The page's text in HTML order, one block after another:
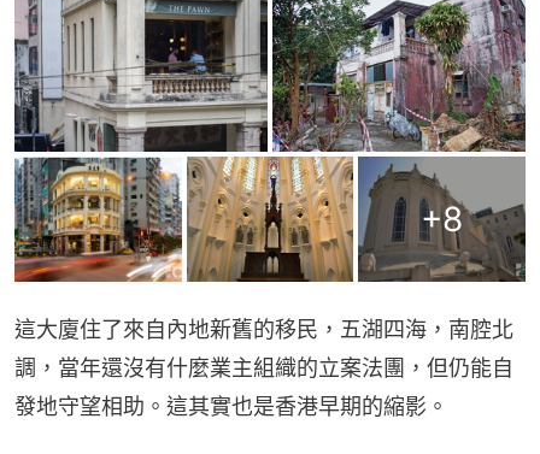
+8
這大廈住了來自內地新舊的移民，五湖四海，南腔北
調，當年還沒有什麼業主組織的立案法團，但仍能自
發地守望相助。這其實也是香港早期的縮影。